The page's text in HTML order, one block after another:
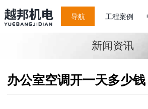
导航 工程案例
新闻资讯
办公室空调开一天多少钱